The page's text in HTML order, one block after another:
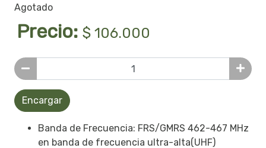
Agotado
Precio: $ 106.000
Encargar
Banda de Frecuencia: FRS/GMRS 462-467 MHz
en banda de frecuencia ultra-alta(UHF)